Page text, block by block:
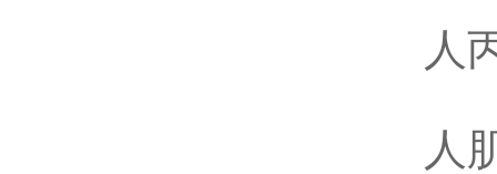
人
人